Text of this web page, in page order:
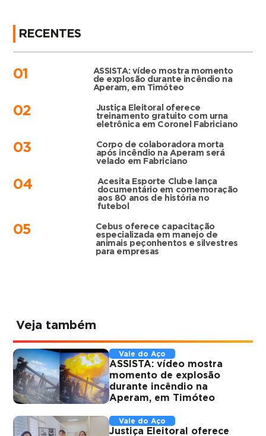
RECENTES
01
ASSISTA: vídeo mostra momento
de explosão durante incêndio na
Aperam, em Timóteo
02
Justiça Eleitoral oferece
treinamento gratuito com urna
eletrônica em Coronel Fabriciano
03
Corpo de colaboradora morta
após incêndio na Aperam será
velado em Fabriciano
04
Acesita Esporte Clube lança
documentário em comemoração
aos 80 anos de história no
futebol
05
Cebus oferece capacitação
especializada em manejo de
animais peçonhentos e silvestres
para empresas
Veja também
Vale do Aço
ASSISTA: vídeo mostra
momento de explosão
durante incêndio na
Aperam, em Timóteo
Vale do Aço
Justiça Eleitoral oferece